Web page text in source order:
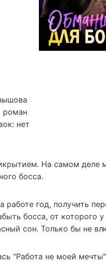
нет
На самом деле
босса.
работе год, получить
босса, от которого
сон. Только бы не
"Работа не моей мечты"